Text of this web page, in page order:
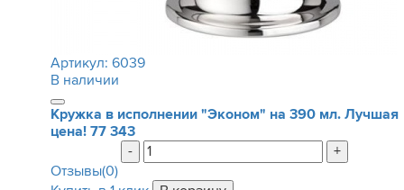
Артикул: 6039
В наличии
Кружка в исполнении "Эконом" на 390 мл. Лучшая
цена! 77 343
-
+
Отзывы(0)